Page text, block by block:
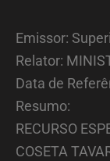
Emissor:
Relator:
Data de
Resumo:
RECURSO
COSETA